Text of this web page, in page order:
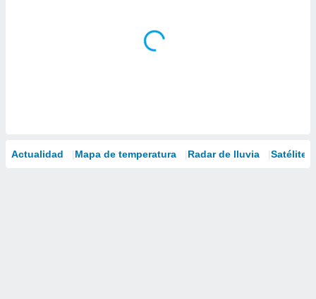
Actualidad Mapa de temperatura Radar de lluvia Satélites